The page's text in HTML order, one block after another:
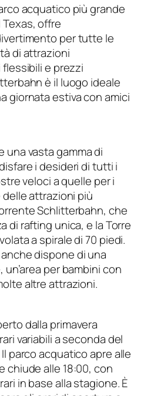
acquatico più grande
offre
per tutte le
di attrazioni
e prezzi
è il luogo ideale
giornata estiva con amici
vasta gamma di
i desideri di tutti i
veloci a quelle per i
attrazioni più
Schlitterbahn, che
di rafting unica, e la Torre
a spirale di 70 piedi.
dispone di una
per bambini con
altre attrazioni.
dalla primavera
variabili a seconda del
parco acquatico apre alle
chiude alle 18:00, con
in base alla stagione. È